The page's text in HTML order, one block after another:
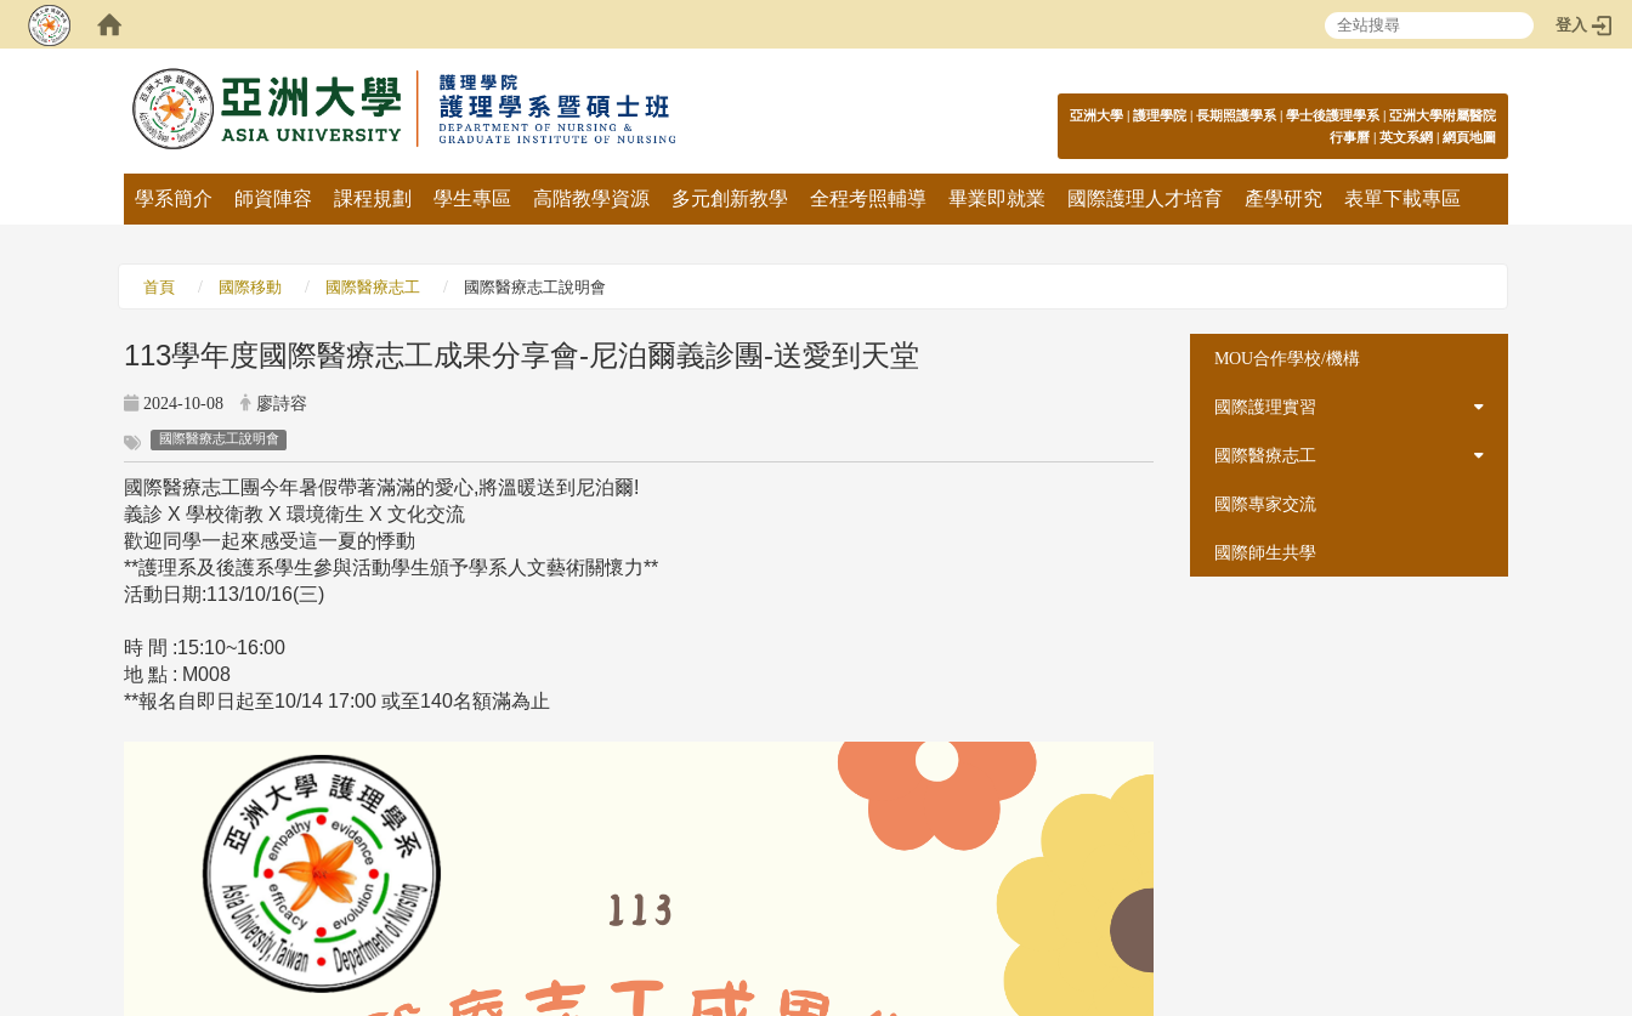
登入
:::
亞洲大學 | 護理學院 | 長期照護學系 | 學士後護理學系 | 亞洲大學附屬醫院
行事曆 | 英文系網 | 網頁地圖
學系簡介 師資陣容 課程規劃 學生專區 高階教學資源 多元創新教學 全程考照輔導 畢業即就業 國際護理人才培育 產學研究 表單下載專區
首頁 國際移動 國際醫療志工 國際醫療志工說明會
113學年度國際醫療志工成果分享會-尼泊爾義診團-送愛到天堂
2024-10-08 廖詩容
國際醫療志工說明會
國際醫療志工團今年暑假帶著滿滿的愛心,將溫暖送到尼泊爾!
義診 X 學校衛教 X 環境衛生 X 文化交流
歡迎同學一起來感受這一夏的悸動
**護理系及後護系學生參與活動學生頒予學系人文藝術關懷力**
活動日期:113/10/16(三)
時 間 :15:10~16:00
地 點 : M008
**報名自即日起至10/14 17:00 或至140名額滿為止
MOU合作學校/機構
國際護理實習
國際醫療志工
國際專家交流
國際師生共學